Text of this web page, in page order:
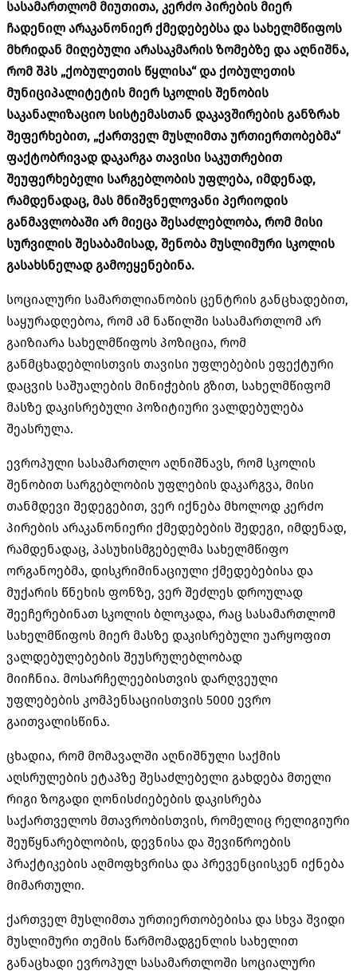
სასამართლომ მიუთითა, კერძო პირების მიერ
ჩადენილ არაკანონიერ ქმედებებსა და სახელმწიფოს
მხრიდან მიღებული არასაკმარის ზომებზე და აღნიშნა,
რომ შპს „ქობულეთის წყლისა“ და ქობულეთის
მუნიციპალიტეტის მიერ სკოლის შენობის
საკანალიზაციო სისტემასთან დაკავშირების განზრახ
შეფერხებით, „ქართველ მუსლიმთა ურთიერთობებმა“
ფაქტობრივად დაკარგა თავისი საკუთრებით
შეუფერხებელი სარგებლობის უფლება, იმდენად,
რამდენადაც, მას მნიშვნელოვანი პერიოდის
განმავლობაში არ მიეცა შესაძლებლობა, რომ მისი
სურვილის შესაბამისად, შენობა მუსლიმური სკოლის
გასახსნელად გამოეყენებინა.
სოციალური სამართლიანობის ცენტრის განცხადებით,
საყურადღებოა, რომ ამ ნაწილში სასამართლომ არ
გაიზიარა სახელმწიფოს პოზიცია, რომ
განმცხადებლისთვის თავისი უფლებების ეფექტური
დაცვის საშუალების მინიჭების გზით, სახელმწიფომ
მასზე დაკისრებული პოზიტიური ვალდებულება
შეასრულა.
ევროპული სასამართლო აღნიშნავს, რომ სკოლის
შენობით სარგებლობის უფლების დაკარგვა, მისი
თანმდევი შედეგებით, ვერ იქნება მხოლოდ კერძო
პირების არაკანონიერი ქმედებების შედეგი, იმდენად,
რამდენადაც, პასუხისმგებელმა სახელმწიფო
ორგანოებმა, დისკრიმინაციული ქმედებებისა და
მუქარის წნეხის ფონზე, ვერ შეძლეს დროულად
შეეჩერებინათ სკოლის ბლოკადა, რაც სასამართლომ
სახელმწიფოს მიერ მასზე დაკისრებული უარყოფით
ვალდებულებების შეუსრულებლობად
მიიჩნია. მოსარჩელეებისთვის დარღვეული
უფლებების კომპენსაციისთვის 5000 ევრო
გაითვალისწინა.
ცხადია, რომ მომავალში აღნიშნული საქმის
აღსრულების ეტაპზე შესაძლებელი გახდება მთელი
რიგი ზოგადი ღონისძიებების დაკისრება
საქართველოს მთავრობისთვის, რომელიც რელიგიური
შეუწყნარებლობის, დევნისა და შევიწროების
პრაქტიკების აღმოფხვრისა და პრევენციისკენ იქნება
მიმართული.
ქართველ მუსლიმთა ურთიერთობებისა და სხვა შვიდი
მუსლიმური თემის წარმომადგენლის სახელით
განაცხადი ევროპულ სასამართლოში სოციალური